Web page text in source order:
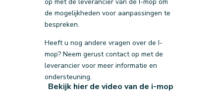
de mogelijkheden voor aanpassingen te
bespreken.
Heeft u nog andere vragen over de I-
mop? Neem gerust contact op met de
leverancier voor meer informatie en
ondersteuning.
Bekijk hier de video van de i-mop